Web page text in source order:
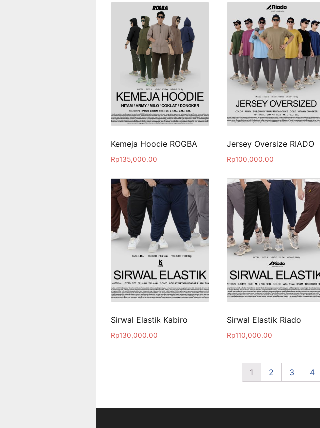
Kemeja Hoodie ROGBA
Rp135,000.00
Jersey Oversize RIADO
Rp100,000.00
Sirwal Elastik Kabiro
Rp130,000.00
Sirwal Elastik Riado
Rp110,000.00
1 2 3 4